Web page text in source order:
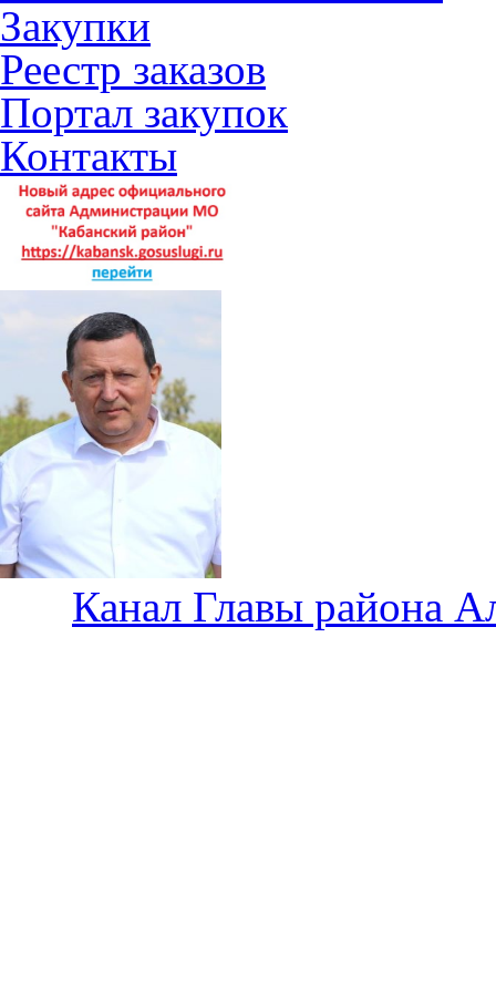
Закупки
Реестр заказов
Портал закупок
Контакты
Канал Главы района